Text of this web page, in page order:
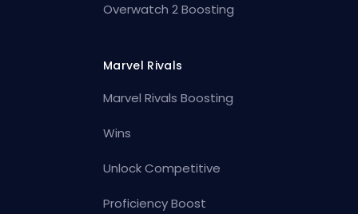
Overwatch 2 Boosting
Marvel Rivals
Marvel Rivals Boosting
Wins
Unlock Competitive
Proficiency Boost